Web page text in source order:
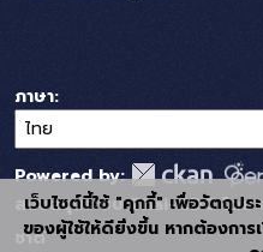
ภาษา
Powered by:
สนับสนุนระบบ Thai-GDC โด
ชาติ
เว็บไซต์นี้ใช้ "คุกกี้" เพื่อวัตถุปร
ของผู้ใช้ให้ดียิ่งขึ้น หากต้องกา